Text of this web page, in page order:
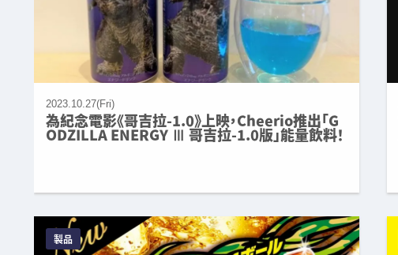
2023.10.27(Fri)
為紀念電影《哥吉拉-1.0》上映，Cheerio推出「G
ODZILLA ENERGY Ⅲ 哥吉拉-1.0版」能量飲料！
製品